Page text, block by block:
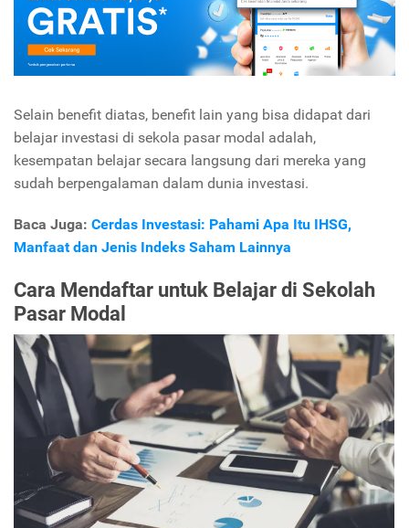
Selain benefit diatas, benefit lain yang bisa didapat dari
belajar investasi di sekola pasar modal adalah,
kesempatan belajar secara langsung dari mereka yang
sudah berpengalaman dalam dunia investasi.
Baca Juga: Cerdas Investasi: Pahami Apa Itu IHSG,
Manfaat dan Jenis Indeks Saham Lainnya
Cara Mendaftar untuk Belajar di Sekolah
Pasar Modal